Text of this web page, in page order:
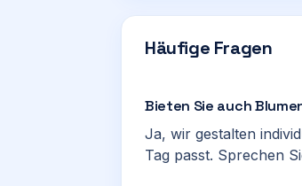
Häufige Fragen
Bieten Sie auch
Ja, wir gestalten
Tag passt. Sprechen